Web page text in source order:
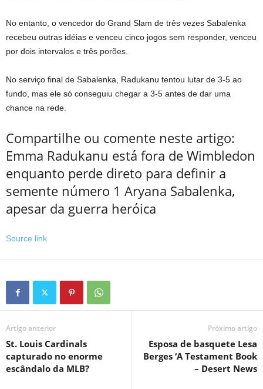
No entanto, o vencedor do Grand Slam de três vezes Sabalenka
recebeu outras idéias e venceu cinco jogos sem responder, venceu
por dois intervalos e três porões.
No serviço final de Sabalenka, Radukanu tentou lutar de 3-5 ao
fundo, mas ele só conseguiu chegar a 3-5 antes de dar uma
chance na rede.
Compartilhe ou comente neste artigo:
Emma Radukanu está fora de Wimbledon
enquanto perde direto para definir a
semente número 1 Aryana Sabalenka,
apesar da guerra heróica
Source link
Artigo anterior
St. Louis Cardinals
capturado no enorme
escândalo da MLB?
Próximo artigo
Esposa de basquete Lesa
Berges ‘A Testament Book
– Desert News